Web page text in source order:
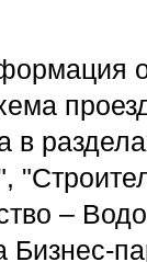
в
–
Бизнес-